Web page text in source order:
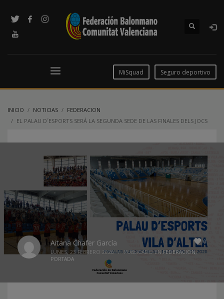
MiSquad Seguro deportivo
INICIO NOTICIAS
FEDERACION
EL PALAU D´ESPORTS SERÁ LA SEGUNDA SEDE DE LAS FINALES DELS JOCS
0
Aitana Chafer García
LUNES, 23 FEBRERO 2026 / PUBLICADO ENFEDERACION,
PORTADA